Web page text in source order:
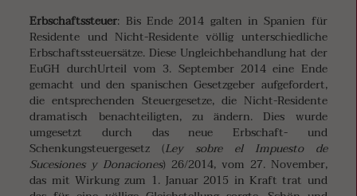
Erbschaftssteuer: Bis Ende 2014 galten in Spanien für
Residente und Nicht-Residente völlig unterschiedliche
Erbschaftssteuersätze. Diese Ungleichbehandlung hat der
EuGH durchUrteil vom 3. September 2014 eine Ende
gemacht und den spanischen Gesetzgeber aufgefordert,
die entsprechenden Steuergesetze, die Nicht-Residente
dramatisch benachteiligten, zu ändern. Dies wurde
umgesetzt durch das neue Erbschaft- und
Schenkungsteuergesetz (Ley sobre el Impuesto de
Sucesiones y Donaciones) 26/2014, vom 27. November,
das mit Wirkung zum 1. Januar 2015 in Kraft trat und